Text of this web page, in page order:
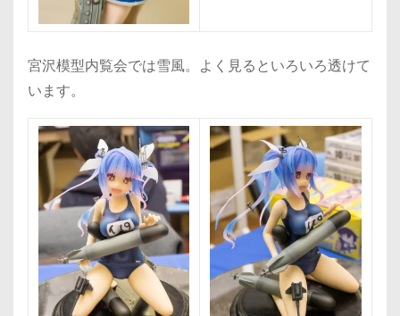
宮沢模型内覧会では雪風。よく見るといろいろ透けて
います。